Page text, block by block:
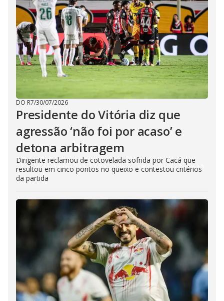
DO R7/30/07/2026
Presidente do Vitória diz que
agressão ‘não foi por acaso’ e
detona arbitragem
Dirigente reclamou de cotovelada sofrida por Cacá que
resultou em cinco pontos no queixo e contestou critérios
da partida